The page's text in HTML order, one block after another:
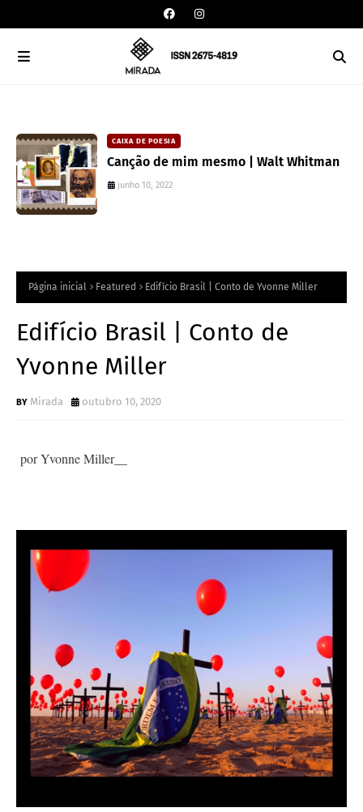
CAIXA DE POESIA
Canção de mim mesmo | Walt Whitman
junho 10, 2022
Página inicial Featured Edifício Brasil | Conto de Yvonne Miller
Edifício Brasil | Conto de
Yvonne Miller
Mirada outubro 10, 2020
por Yvonne Miller__